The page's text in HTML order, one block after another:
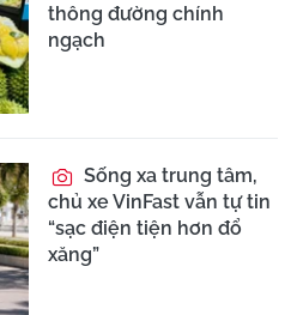
thông đường chính
ngạch
Sống xa trung tâm,
chủ xe VinFast vẫn tự tin
“sạc điện tiện hơn đổ
xăng”